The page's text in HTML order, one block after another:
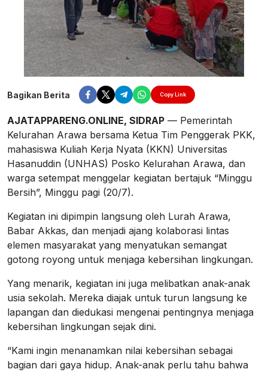
Bagikan Berita Copy Link
AJATAPPARENG.ONLINE, SIDRAP — Pemerintah
Kelurahan Arawa bersama Ketua Tim Penggerak PKK,
mahasiswa Kuliah Kerja Nyata (KKN) Universitas
Hasanuddin (UNHAS) Posko Kelurahan Arawa, dan
warga setempat menggelar kegiatan bertajuk “Minggu
Bersih”, Minggu pagi (20/7).
Kegiatan ini dipimpin langsung oleh Lurah Arawa,
Babar Akkas, dan menjadi ajang kolaborasi lintas
elemen masyarakat yang menyatukan semangat
gotong royong untuk menjaga kebersihan lingkungan.
Yang menarik, kegiatan ini juga melibatkan anak-anak
usia sekolah. Mereka diajak untuk turun langsung ke
lapangan dan diedukasi mengenai pentingnya menjaga
kebersihan lingkungan sejak dini.
“Kami ingin menanamkan nilai kebersihan sebagai
bagian dari gaya hidup. Anak-anak perlu tahu bahwa